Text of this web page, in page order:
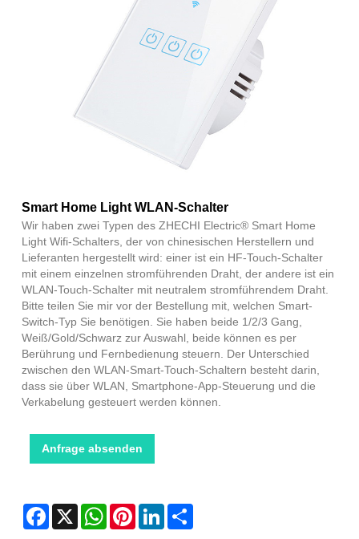
Smart Home Light WLAN-Schalter
Wir haben zwei Typen des ZHECHI Electric® Smart Home
Light Wifi-Schalters, der von chinesischen Herstellern und
Lieferanten hergestellt wird: einer ist ein HF-Touch-Schalter
mit einem einzelnen stromführenden Draht, der andere ist ein
WLAN-Touch-Schalter mit neutralem stromführendem Draht.
Bitte teilen Sie mir vor der Bestellung mit, welchen Smart-
Switch-Typ Sie benötigen. Sie haben beide 1/2/3 Gang,
Weiß/Gold/Schwarz zur Auswahl, beide können es per
Berührung und Fernbedienung steuern. Der Unterschied
zwischen den WLAN-Smart-Touch-Schaltern besteht darin,
dass sie über WLAN, Smartphone-App-Steuerung und die
Verkabelung gesteuert werden können.
Anfrage absenden
Facebook
X WhatsAppPinterestLinkedIn